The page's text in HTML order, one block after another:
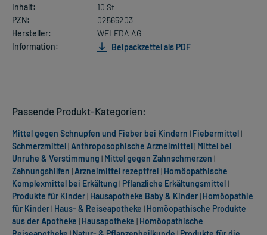
Inhalt:
10 St
PZN:
02565203
Hersteller:
WELEDA AG
Information:
Beipackzettel als PDF
Passende Produkt-Kategorien:
Mittel gegen Schnupfen und Fieber bei Kindern | Fiebermittel |
Schmerzmittel |Anthroposophische Arzneimittel | Mittel bei
Unruhe & Verstimmung | Mittel gegen Zahnschmerzen |
Zahnungshilfen |Arzneimittel rezeptfrei | Homöopathische
Komplexmittel bei Erkältung | Pflanzliche Erkältungsmittel |
Produkte für Kinder | Hausapotheke Baby & Kinder | Homöopathie
für Kinder | Haus- & Reiseapotheke | Homöopathische Produkte
aus der Apotheke | Hausapotheke | Homöopathische